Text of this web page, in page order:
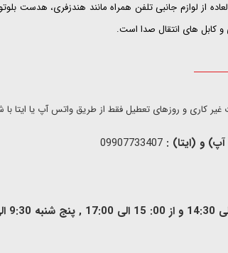
از لوازم جانبی تلفن همراه مانند هندزفری، هدست
و کابل های انتقال صدا است.
تعطیل فقط از طریق واتس آپ یا ایتا با شماره 09914118710 اقدام
و (ایتا) :